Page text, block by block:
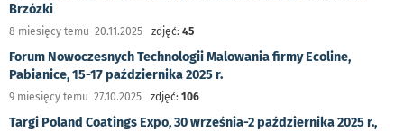
Brzózki
8 miesięcy temu 20.11.2025 zdjęć: 45
Forum Nowoczesnych Technologii Malowania firmy Ecoline,
Pabianice, 15-17 października 2025 r.
9 miesięcy temu 27.10.2025 zdjęć: 106
Targi Poland Coatings Expo, 30 września-2 października 2025 r.,